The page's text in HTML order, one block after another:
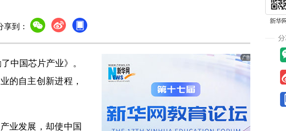
享到：
中国芯片产业》。
的自主创新进程，
业发展，却使中国